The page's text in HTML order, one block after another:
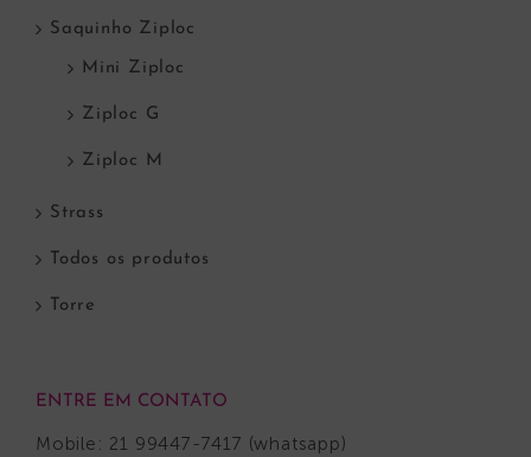
Saquinho Ziploc
Mini Ziploc
Ziploc G
Ziploc M
Strass
Todos os produtos
Torre
ENTRE EM CONTATO
Mobile: 21 99447-7417 (whatsapp)